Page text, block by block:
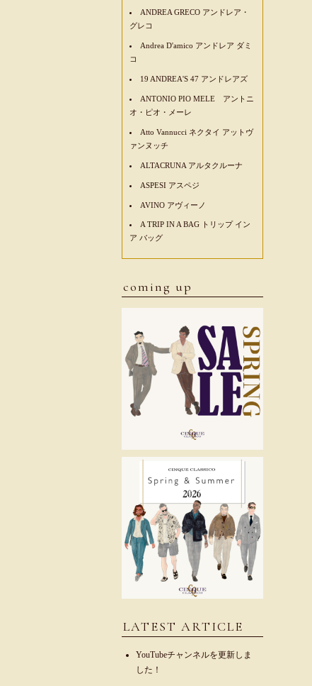
ANDREA GRECO アンドレア・
グレコ
Andrea D'amico アンドレア ダミ
コ
19 ANDREA'S 47 アンドレアズ
ANTONIO PIO MELE アントニ
オ・ピオ・メーレ
Atto Vannucci ネクタイ アットヴ
ァンヌッチ
ALTACRUNA アルタクルーナ
ASPESI アスペジ
AVINO アヴィーノ
A TRIP IN A BAG トリップ イン
ア バッグ
coming up
LATEST ARTICLE
YouTubeチャンネルを更新しま
した！